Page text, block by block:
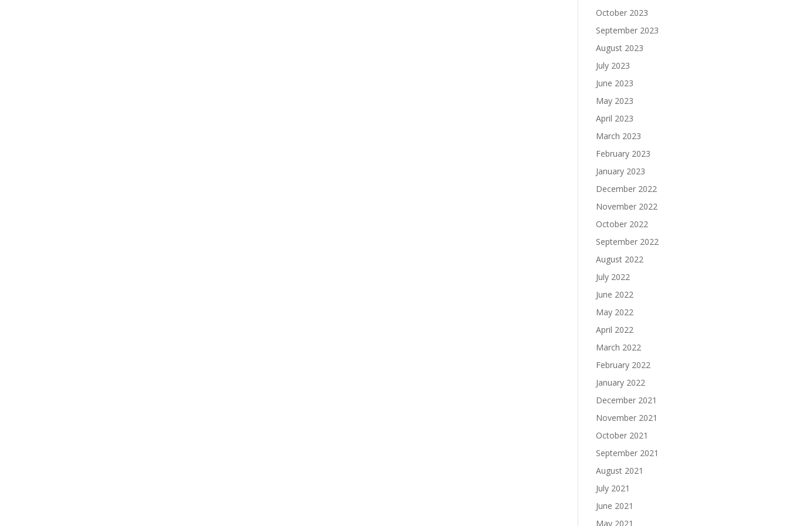
October 2023
September 2023
August 2023
July 2023
June 2023
May 2023
April 2023
March 2023
February 2023
January 2023
December 2022
November 2022
October 2022
September 2022
August 2022
July 2022
June 2022
May 2022
April 2022
March 2022
February 2022
January 2022
December 2021
November 2021
October 2021
September 2021
August 2021
July 2021
June 2021
May 2021